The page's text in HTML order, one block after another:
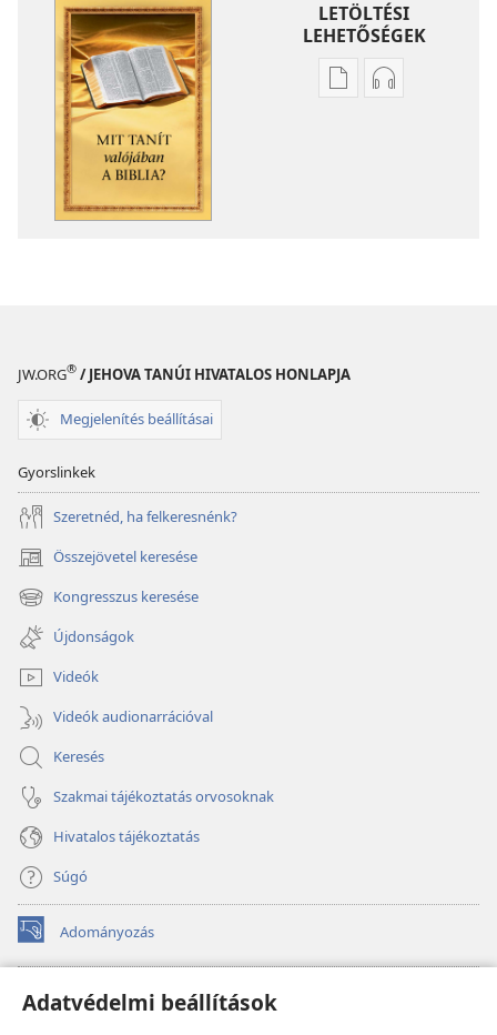
Adatvédelmi beállítások
LETÖLTÉSI
LEHETŐSÉGEK
Kiadványok
JW.ORG® / JEHOVA TANÚI HIVATALOS HONLAPJA
Megjelenítés beállításai
Gyorslinkek
Szeretnéd, ha felkeresnénk?
Összejövetel keresése
(opens
new
window)
Kongresszus keresése
(opens
new
window)
Újdonságok
Videók
Videók audionarrációval
Keresés
Szakmai tájékoztatás orvosoknak
Hivatalos tájékoztatás
Súgó
Adományozás
(opens
new
Őrtorony ONLINE KÖNYVTÁR
(opens